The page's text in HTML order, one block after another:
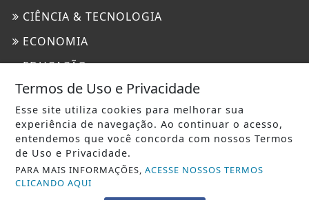
CIÊNCIA & TECNOLOGIA
ECONOMIA
EDUCAÇÃO
ENTRETENIMENTO
ESTADO DE SÃO PAULO
GERAL
JUSTIÇA
MUNDO
Termos de Uso e Privacidade
Esse site utiliza cookies para melhorar sua
experiência de navegação. Ao continuar o acesso,
entendemos que você concorda com nossos Termos
de Uso e Privacidade.
PARA MAIS INFORMAÇÕES,ACESSE NOSSOS TERMOS
CLICANDO AQUI